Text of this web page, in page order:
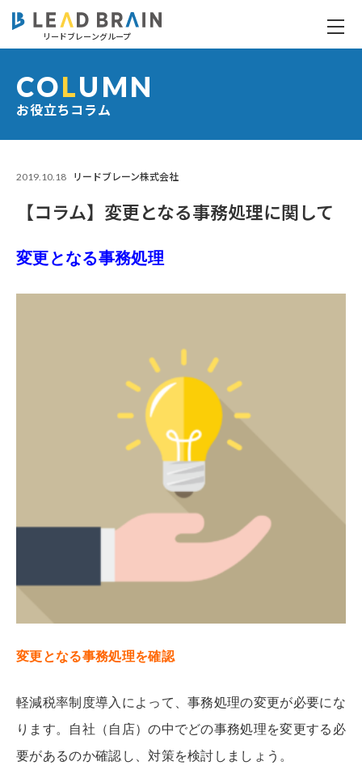
リードブレーングループ
お役立ちコラム
COLUMN
2019.10.18 リードブレーン株式会社
【コラム】変更となる事務処理に関して
変更となる事務処理
変更となる事務処理を確認
軽減税率制度導入によって、事務処理の変更が必要にな
ります。自社（自店）の中でどの事務処理を変更する必
要があるのか確認し、対策を検討しましょう。